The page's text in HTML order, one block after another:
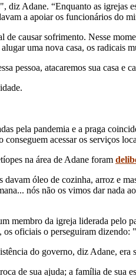
Adane. “Enquanto as
a apoiar os funcionários
causar sofrimento. Nesse
uma nova casa, os radicais
pessoa, atacaremos sua casa e
pela pandemia e a praga
acessar os serviços
na área de Adane foram
óleo de cozinha, arroz e
nós não os vimos dar nada
membro da igreja liderada
oficiais o perseguiram dizendo:
do governo, diz Adane, era
de sua ajuda; a família de sua